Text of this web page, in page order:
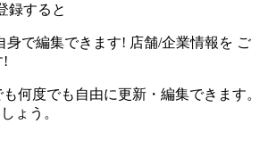
録すると
身で編集できます! 店舗/企業情報を ご
!
何度でも自由に更新・編集できます。
ょう。